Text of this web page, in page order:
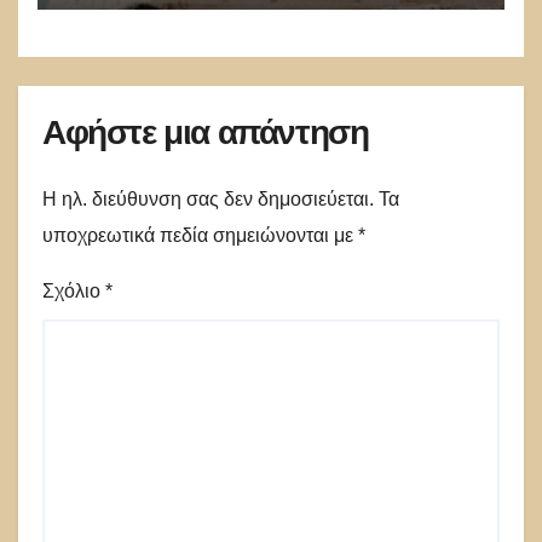
Αφήστε μια απάντηση
Η ηλ. διεύθυνση σας δεν δημοσιεύεται. Τα
υποχρεωτικά πεδία σημειώνονται με *
Σχόλιο *